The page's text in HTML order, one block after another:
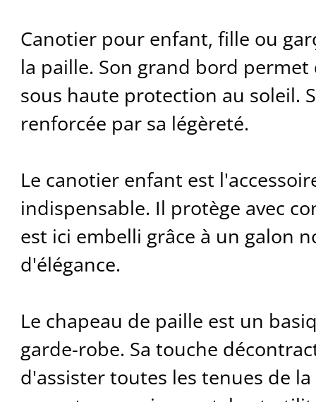
Canotier pour enfant, fille ou
la paille. Son grand bord
sous haute protection au soleil.
renforcée par sa légèreté.
Le canotier enfant est
indispensable. Il protège avec
est ici embelli grâce à un galon
d'élégance.
Le chapeau de paille est un
garde-robe. Sa touche
d'assister toutes les tenues de